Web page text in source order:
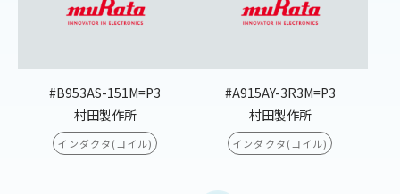
#B953AS-151M=P3
村田製作所
インダクタ(コイル)
#A915AY-3R3M=P3
村田製作所
インダクタ(コイル)